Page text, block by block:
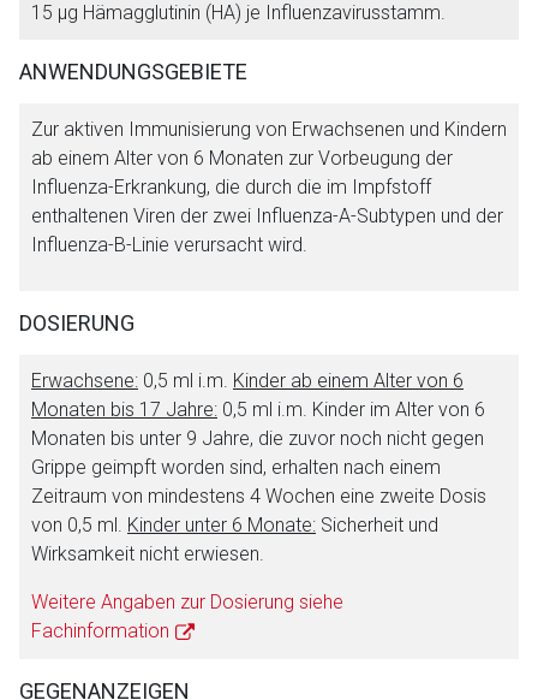
15 µg Hämagglutinin (HA) je Influenzavirusstamm.
ANWENDUNGSGEBIETE
Zur aktiven Immunisierung von Erwachsenen und Kindern
ab einem Alter von 6 Monaten zur Vorbeugung der
Influenza-Erkrankung, die durch die im Impfstoff
enthaltenen Viren der zwei Influenza-A-Subtypen und der
Influenza-B-Linie verursacht wird.
DOSIERUNG
Erwachsene: 0,5 ml i.m. Kinder ab einem Alter von 6
Monaten bis 17 Jahre: 0,5 ml i.m. Kinder im Alter von 6
Monaten bis unter 9 Jahre, die zuvor noch nicht gegen
Grippe geimpft worden sind, erhalten nach einem
Zeitraum von mindestens 4 Wochen eine zweite Dosis
von 0,5 ml. Kinder unter 6 Monate: Sicherheit und
Wirksamkeit nicht erwiesen.
Weitere Angaben zur Dosierung siehe
Fachinformation
GEGENANZEIGEN
Der von Ihnen aufgerufene Link öffnet eine externe Web-
Seite. Für die Inhalte der externen Web-Seite ist deren
Betreiber verantwortlich. Ebenso gelten dort ggf. andere
Datenschutzbestimmungen.